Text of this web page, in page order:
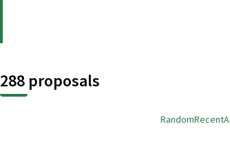
288 proposals
RandomRecent